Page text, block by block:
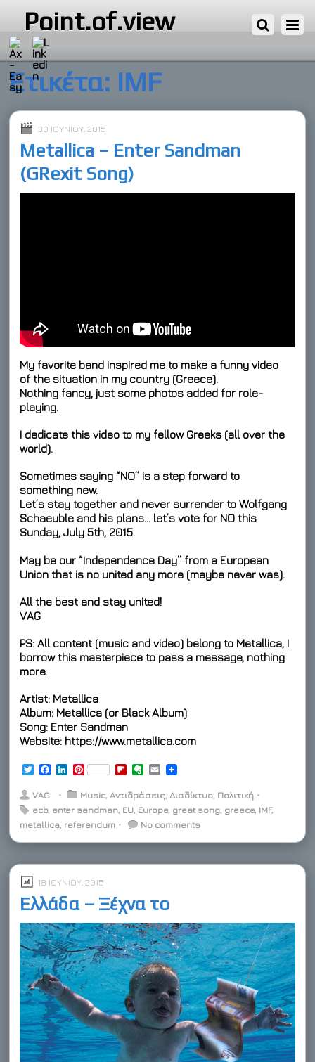
Point.of.view
Ετικέτα: IMF
30 ΙΟΥΝΊΟΥ, 2015
Metallica – Enter Sandman
(GRexit Song)
My favorite band inspired me to make a funny video
of the situation in my country (Greece).
Nothing fancy, just some photos added for role-
playing.
I dedicate this video to my fellow Greeks (all over the
world).
Sometimes saying “NO” is a step forward to
something new.
Let’s stay together and never surrender to Wolfgang
Schaeuble and his plans… let’svote for NO this
Sunday, July 5th, 2015.
May be our “Independence Day” from a European
Union that is no united any more (maybe never was).
All the best and stay united!
VAG
PS: All content (music and video) belong to Metallica, I
borrow this masterpiece to pass a message, nothing
more.
Artist: Metallica
Album: Metallica (or Black Album)
Song: Enter Sandman
Website: https://www.metallica.com
T
i
t
e
F
b
o
L
n
e
d
P
n
e
r
F
i
b
o
e
n
o
E
a
l
VAG ⋅ Music,Αντιδράσεις,Διαδίκτυο, Πολιτική ⋅
ecb, enter sandman, EU, Europe, great song, greece, IMF,
metallica, referendum ⋅ No comments
18 ΙΟΥΝΊΟΥ, 2015
Ελλάδα – Ξέχνα το